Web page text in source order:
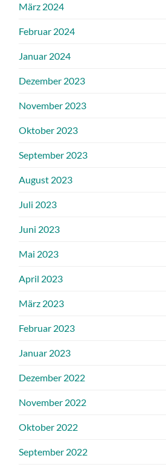
März 2024
Februar 2024
Januar 2024
Dezember 2023
November 2023
Oktober 2023
September 2023
August 2023
Juli 2023
Juni 2023
Mai 2023
April 2023
März 2023
Februar 2023
Januar 2023
Dezember 2022
November 2022
Oktober 2022
September 2022